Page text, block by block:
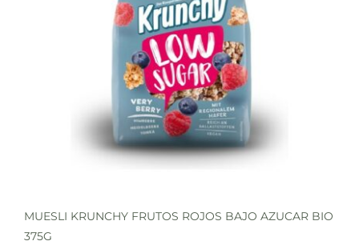
MUESLI KRUNCHY FRUTOS ROJOS BAJO AZUCAR BIO
375G